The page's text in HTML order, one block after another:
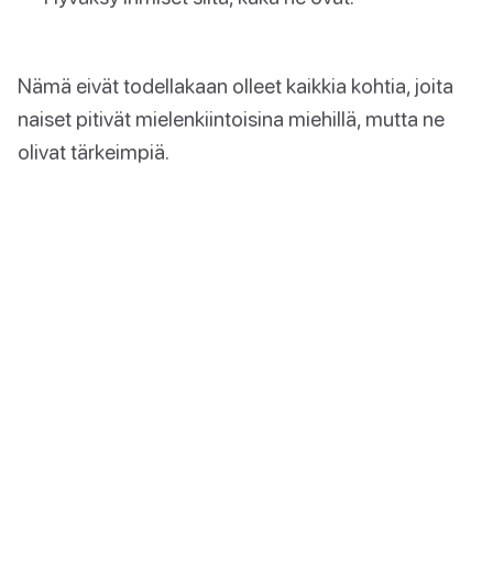
Nämä eivät todellakaan olleet kaikkia kohtia, joita
naiset pitivät mielenkiintoisina miehillä, mutta ne
olivat tärkeimpiä.